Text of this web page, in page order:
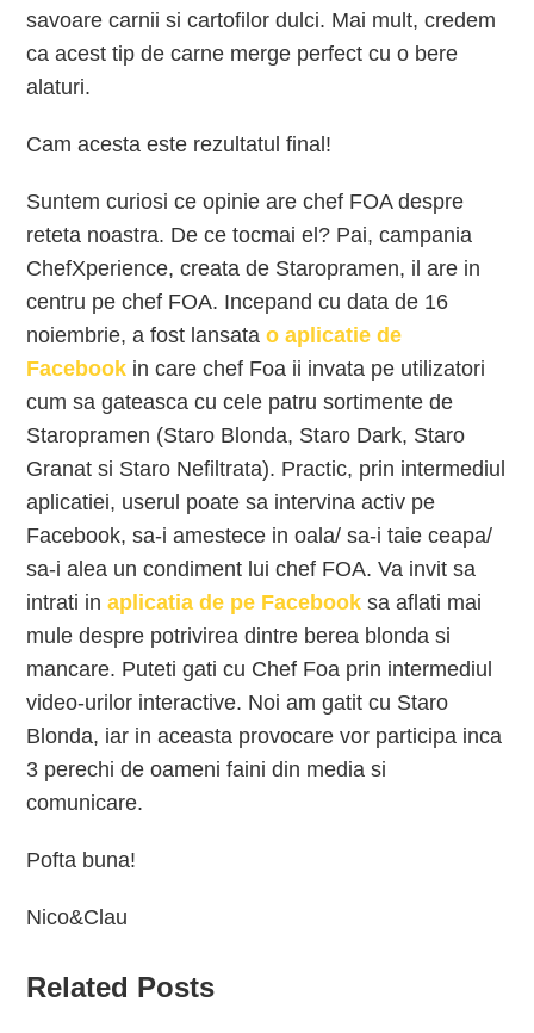
savoare carnii si cartofilor dulci. Mai mult, credem
ca acest tip de carne merge perfect cu o bere
alaturi.
Cam acesta este rezultatul final!
Suntem curiosi ce opinie are chef FOA despre
reteta noastra. De ce tocmai el? Pai, campania
ChefXperience, creata de Staropramen, il are in
centru pe chef FOA. Incepand cu data de 16
noiembrie, a fost lansatao aplicatie de
Facebook in care chef Foa ii invata pe utilizatori
cum sa gateasca cu cele patru sortimente de
Staropramen (Staro Blonda, Staro Dark, Staro
Granat si Staro Nefiltrata). Practic, prin intermediul
aplicatiei, userul poate sa intervina activ pe
Facebook, sa-i amestece in oala/ sa-i taie ceapa/
sa-i alea un condiment lui chef FOA. Va invit sa
intrati inaplicatia de pe Facebook sa aflati mai
mule despre potrivirea dintre berea blonda si
mancare. Puteti gati cu Chef Foa prin intermediul
video-urilor interactive. Noi am gatit cu Staro
Blonda, iar in aceasta provocare vor participa inca
3 perechi de oameni faini din media si
comunicare.
Pofta buna!
Nico&Clau
Related Posts